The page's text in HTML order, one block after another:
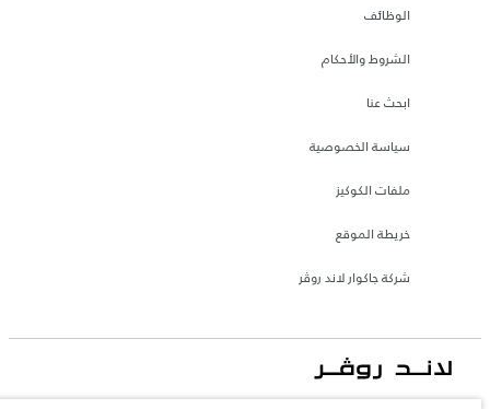
الوظائف
الشروط والأحكام
ابحث عنا
سياسة الخصوصية
ملفات الكوكيز
خريطة الموقع
شركة جاكوار لاند روڤر